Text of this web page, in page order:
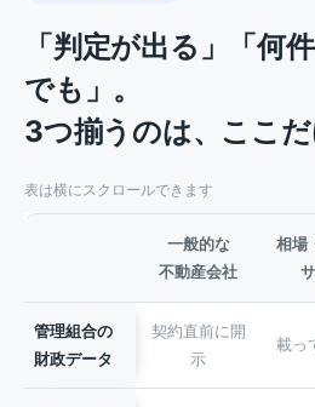
「判定が出る」「何
でも」。
3つ揃うのは、ここだ
表は横にスクロールできます
一般的な
不動産会社
相場
管理組合の
財政データ
契約直前に開
示
載っ